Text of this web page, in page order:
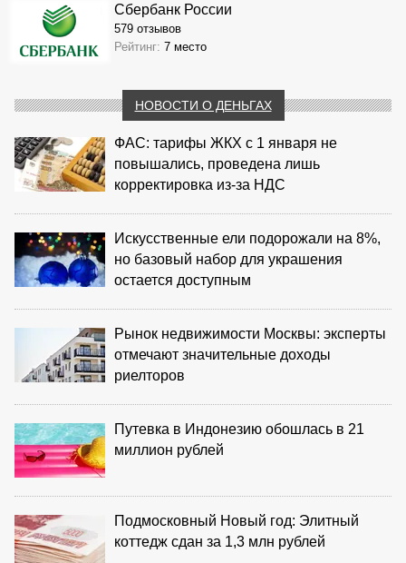
Сбербанк России
579 отзывов
Рейтинг: 7 место
НОВОСТИ О ДЕНЬГАХ
ФАС: тарифы ЖКХ с 1 января не
повышались, проведена лишь
корректировка из‑за НДС
Искусственные ели подорожали на 8%,
но базовый набор для украшения
остается доступным
Рынок недвижимости Москвы: эксперты
отмечают значительные доходы
риелторов
Путевка в Индонезию обошлась в 21
миллион рублей
Подмосковный Новый год: Элитный
коттедж сдан за 1,3 млн рублей